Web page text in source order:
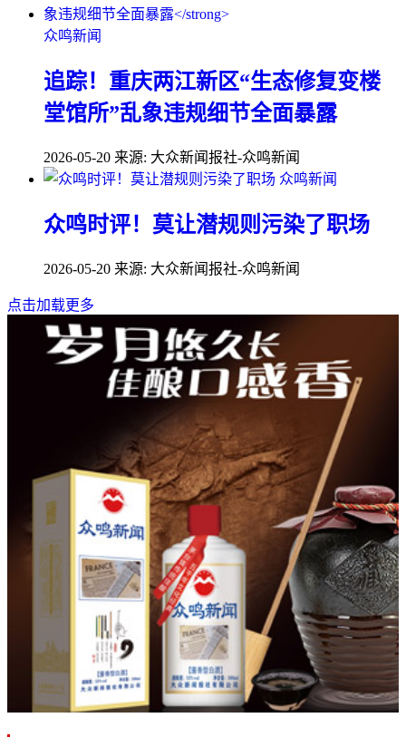
众鸣新闻
追踪！重庆两江新区“生态修复变楼
堂馆所”乱象违规细节全面暴露
2026-05-20 来源: 大众新闻报社-众鸣新闻
众鸣新闻
众鸣时评！莫让潜规则污染了职场
2026-05-20 来源: 大众新闻报社-众鸣新闻
点击加载更多